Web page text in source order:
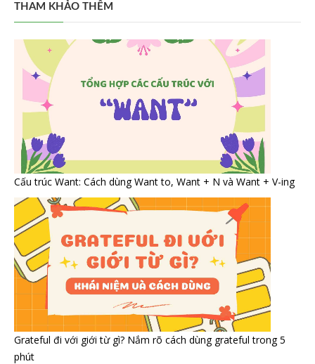
THAM KHẢO THÊM
Cấu trúc Want: Cách dùng Want to, Want + N và Want + V-ing
Grateful đi với giới từ gì? Nắm rõ cách dùng grateful trong 5
phút